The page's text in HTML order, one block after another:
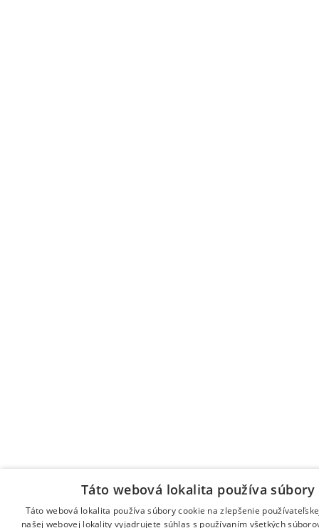
Táto webová lokalita používa súbory
Táto webová lokalita používa súbory cookie na zlepšenie
našej webovej lokality vyjadrujete súhlas s používaním všetkých